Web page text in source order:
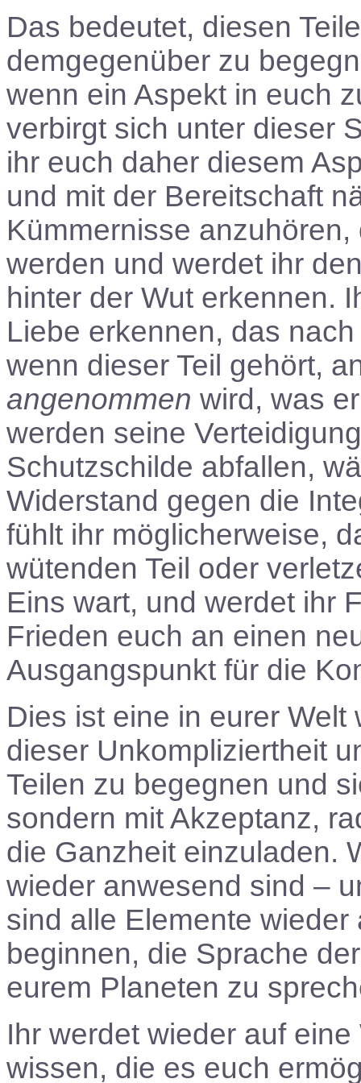
Das bedeutet, diesen
demgegenüber zu
wenn ein Aspekt in euch
verbirgt sich unter dieser
ihr euch daher diesem
und mit der Bereitschaft
Kümmernisse
werden und werdet ihr
hinter der Wut erkennen.
Liebe erkennen, das
wenn dieser Teil gehört,
angenommen wird, was
werden seine
Schutzschilde abfallen,
Widerstand gegen die
fühlt ihr möglicherweise,
wütenden Teil oder
Eins wart, und werdet ihr
Frieden euch an einen
Ausgangspunkt für die
Dies ist eine in eurer
dieser Unkompliziertheit
Teilen zu begegnen und
sondern mit Akzeptanz,
die Ganzheit einzuladen.
wieder anwesend sind –
sind alle Elemente
beginnen, die Sprache
eurem Planeten zu
Ihr werdet wieder auf
wissen, die es euch